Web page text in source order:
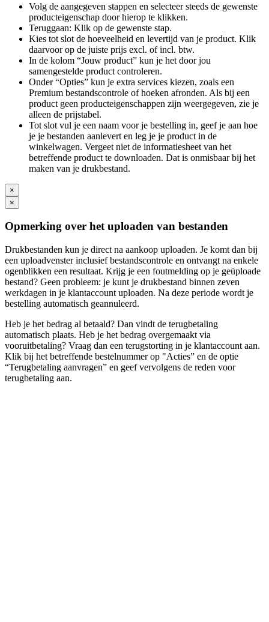
Volg de aangegeven stappen en selecteer steeds de gewenste
producteigenschap door hierop te klikken.
Teruggaan: Klik op de gewenste stap.
Kies tot slot de hoeveelheid en levertijd van je product. Klik
daarvoor op de juiste prijs excl. of incl. btw.
In de kolom “Jouw product” kun je het door jou
samengestelde product controleren.
Onder “Opties” kun je extra services kiezen, zoals een
Premium bestandscontrole of hoeken afronden. Als bij een
product geen producteigenschappen zijn weergegeven, zie je
alleen de prijstabel.
Tot slot vul je een naam voor je bestelling in, geef je aan hoe
je je bestanden aanlevert en leg je je product in de
winkelwagen. Vergeet niet de informatiesheet van het
betreffende product te downloaden. Dat is onmisbaar bij het
maken van je drukbestand.
×
×
Opmerking over het uploaden van bestanden
Drukbestanden kun je direct na aankoop uploaden. Je komt dan bij
een uploadvenster inclusief bestandscontrole en ontvangt na enkele
ogenblikken een resultaat. Krijg je een foutmelding op je geüploade
bestand? Geen probleem: je kunt je drukbestand binnen zeven
werkdagen in je klantaccount uploaden. Na deze periode wordt je
bestelling automatisch geannuleerd.
Heb je het bedrag al betaald? Dan vindt de terugbetaling
automatisch plaats. Heb je het bedrag overgemaakt via
vooruitbetaling? Vraag dan een terugstorting in je klantaccount aan.
Klik bij het betreffende bestelnummer op "Acties” en de optie
“Terugbetaling aanvragen” en geef vervolgens de reden voor
terugbetaling aan.